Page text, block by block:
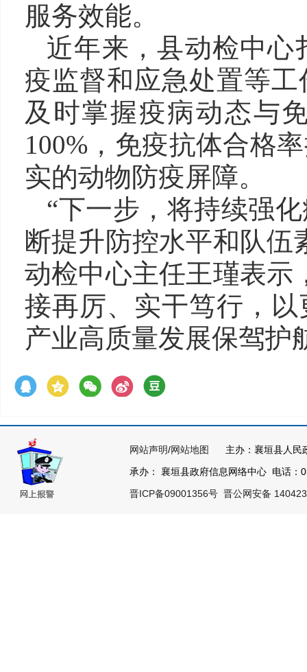
服务效能。
近年来，县动检中心
疫监督和应急处置等
及时掌握疫病动态与
100%，免疫抗体合格
实的动物防疫屏障。
“下一步，将持续强
断提升防控水平和队伍
动检中心主任王瑾表示
接再厉、实干笃行，
产业高质量发展保驾护
网站声明/网站地图
主办：襄垣县人民
承办： 襄垣县政府信息网络中心 电话：
晋ICP备09001356号 晋公网安备